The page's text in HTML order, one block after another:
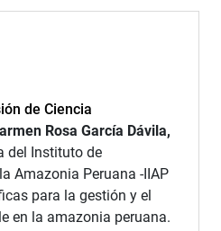
de Ciencia
Rosa García Dávila,
del Instituto de
Amazonia Peruana -IIAP
para la gestión y el
en la amazonia peruana.